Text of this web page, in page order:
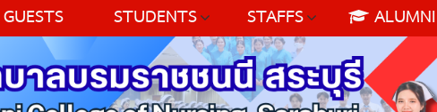
GUESTS STUDENTS STAFFS ALUMNI